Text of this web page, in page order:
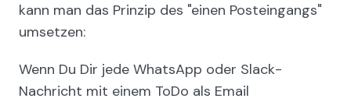
kann man das Prinzip des "einen Posteingangs"
umsetzen:
Wenn Du Dir jede WhatsApp oder Slack-
Nachricht mit einem ToDo als Email